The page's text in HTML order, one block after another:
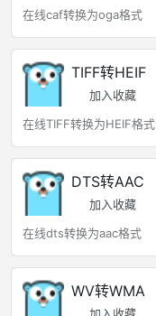
在线caf转换为oga格式
TIFF转HEIF
加入收藏
在线TIFF转换为HEIF格式
DTS转AAC
加入收藏
在线dts转换为aac格式
WV转WMA